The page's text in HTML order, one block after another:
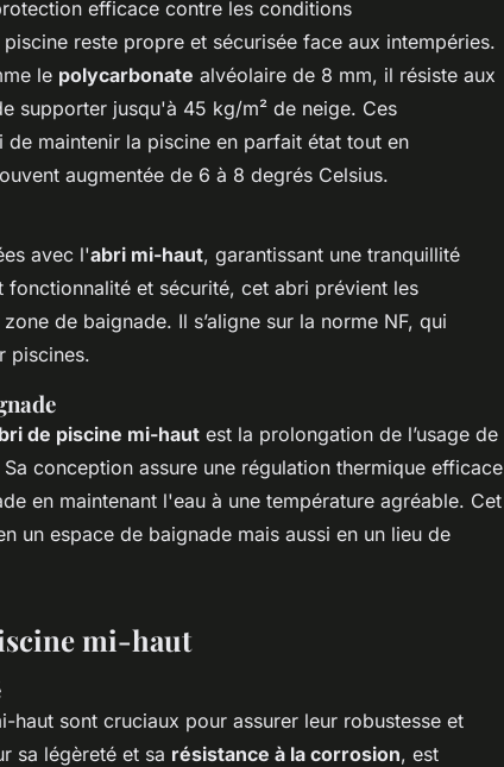
efficace contre les conditions
reste propre et sécurisée face aux intempéries.
le polycarbonate alvéolaire de 8 mm, il résiste aux
supporter jusqu'à 45 kg/m² de neige. Ces
maintenir la piscine en parfait état tout en
augmentée de 6 à 8 degrés Celsius.
avec l'abri mi-haut, garantissant une tranquillité
et sécurité, cet abri prévient les
de baignade. Il s’aligne sur la norme NF, qui
piscines.
de piscine mi-haut est la prolongation de l’usage de
conception assure une régulation thermique efficace
en maintenant l'eau à une température agréable. Cet
un espace de baignade mais aussi en un lieu de
mi-haut
haut sont cruciaux pour assurer leur robustesse et
sa légèreté et sa résistance à la corrosion, est